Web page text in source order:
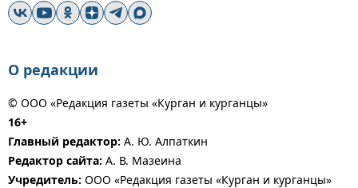
О редакции
© ООО «Редакция газеты «Курган и курганцы»
16+
Главный редактор: А. Ю. Алпаткин
Редактор сайта: А. В. Мазеина
Учредитель: ООО «Редакция газеты «Курган и курганцы»